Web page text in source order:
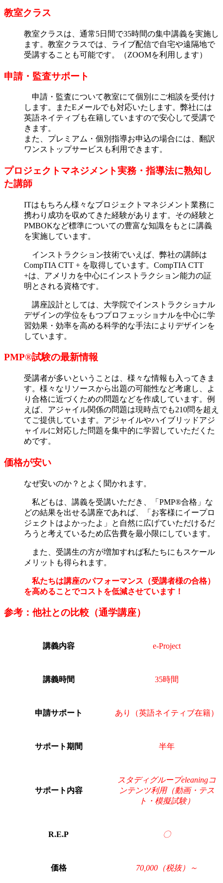
教室クラス
教室クラスは、通常5日間で35時間の集中講義を実施し
ます。教室クラスでは、ライブ配信で自宅や遠隔地で
受講することも可能です。（ZOOMを利用します）
申請・監査サポート
申請・監査について教室にて個別にご相談を受付け
します。またEメールでも対応いたします。弊社には
英語ネイティブも在籍していますので安心して受講で
きます。
また、プレミアム・個別指導お申込の場合には、翻訳
ワンストップサービスも利用できます。
プロジェクトマネジメント実務・指導法に熟知し
た講師
ITはもちろん様々なプロジェクトマネジメント業務に
携わり成功を収めてきた経験があります。その経験と
PMBOKなど標準についての豊富な知識をもとに講義
を実施しています。
インストラクション技術でいえば、弊社の講師は
CompTIA CTT + を取得しています。CompTIA CTT
+は、アメリカを中心にインストラクション能力の証
明とされる資格です。
講座設計としては、大学院でインストラクショナル
デザインの学位をもつプロフェッショナルを中心に学
習効果・効率を高める科学的な手法によりデザインを
しています。
PMP®試験の最新情報
受講者が多いということは、様々な情報も入ってきま
す。様々なリソースから出題の可能性など考慮し、よ
り合格に近づくための問題などを作成しています。例
えば、アジャイル関係の問題は現時点でも210問を超え
てご提供しています。アジャイルやハイブリッドアジ
ャイルに対応した問題を集中的に学習していただくた
めです。
価格が安い
なぜ安いのか？とよく聞かれます。
私どもは、講義を受講いただき、「PMP®合格」な
どの結果を出せる講座であれば、「お客様にイープロ
ジェクトはよかったよ」と自然に広げていただけるだ
ろうと考えているため広告費を最小限にしています。
また、受講生の方が増加すれば私たちにもスケール
メリットも得られます。
私たちは講座のパフォーマンス（受講者様の合格）
を高めることでコストを低減させています！
参考：他社との比較（通学講座）
講義内容 e-Project
講義時間 35時間
申請サポート あり（英語ネイティブ在籍）
サポート期間 半年
サポート内容
スタディグループeleaningコ
ンテンツ利用（動画・テス
ト・模擬試験）
R.E.P 〇
価格 70,000（税抜）～